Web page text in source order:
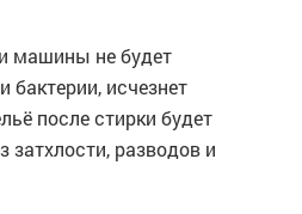
машины не будет
бактерии, исчезнет
после стирки будет
затхлости, разводов и